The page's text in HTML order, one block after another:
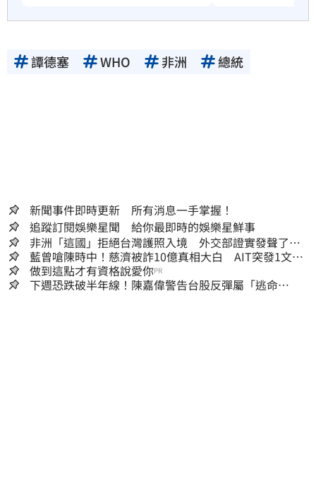
譚德塞 WHO 非洲 總統
新聞事件即時更新 所有消息一手掌握！
追蹤訂閱娛樂星聞 給你最即時的娛樂星鮮事
非洲「這國」拒絕台灣護照入境 外交部證實發聲了：
持續交涉聯繫
藍曾嗆陳時中！慈濟被詐10億真相大白 AIT突發1文酸
爆…他笑：真的很會
做到這點才有資格說愛你PR
下週恐跌破半年線！陳嘉偉警告台股反彈屬「逃命